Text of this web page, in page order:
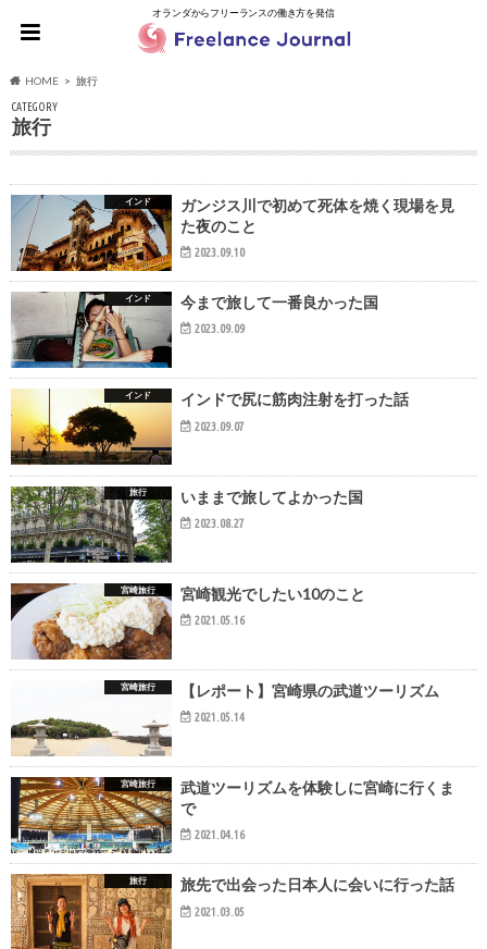
オランダからフリーランスの働き方を発信
HOME 旅行
CATEGORY
旅行
インド
ガンジス川で初めて死体を焼く現場を見
た夜のこと
2023.09.10
インド 今まで旅して一番良かった国
2023.09.09
インド インドで尻に筋肉注射を打った話
2023.09.07
旅行 いままで旅してよかった国
2023.08.27
宮崎旅行 宮崎観光でしたい10のこと
2021.05.16
宮崎旅行 【レポート】宮崎県の武道ツーリズム
2021.05.14
宮崎旅行
武道ツーリズムを体験しに宮崎に行くま
で
2021.04.16
旅行 旅先で出会った日本人に会いに行った話
2021.03.05